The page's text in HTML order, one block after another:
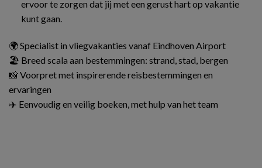
ervoor te zorgen dat jij met een gerust hart op vakantie
kunt gaan.
🌍 Specialist in vliegvakanties vanaf Eindhoven Airport
🏖️ Breed scala aan bestemmingen: strand, stad, bergen
📸 Voorpret met inspirerende reisbestemmingen en
ervaringen
✈️ Eenvoudig en veilig boeken, met hulp van het team